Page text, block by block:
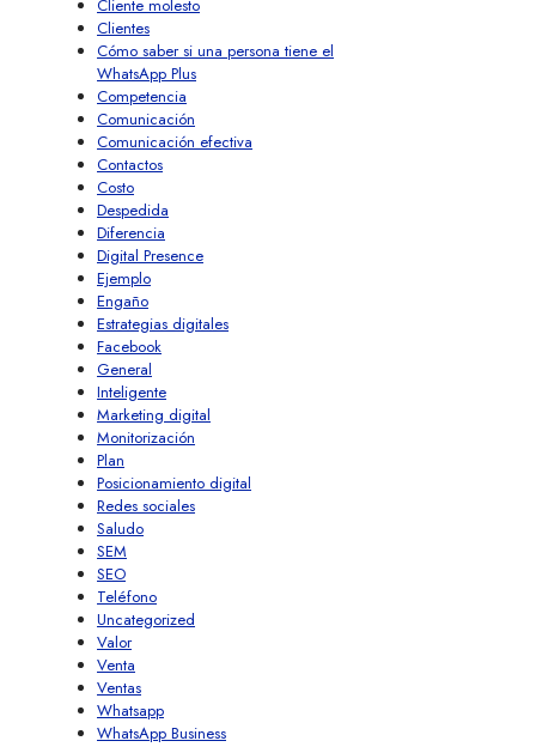
Cliente molesto
Clientes
Cómo saber si una persona tiene el
WhatsApp Plus
Competencia
Comunicación
Comunicación efectiva
Contactos
Costo
Despedida
Diferencia
Digital Presence
Ejemplo
Engaño
Estrategias digitales
Facebook
General
Inteligente
Marketing digital
Monitorización
Plan
Posicionamiento digital
Redes sociales
Saludo
SEM
SEO
Teléfono
Uncategorized
Valor
Venta
Ventas
Whatsapp
WhatsApp Business